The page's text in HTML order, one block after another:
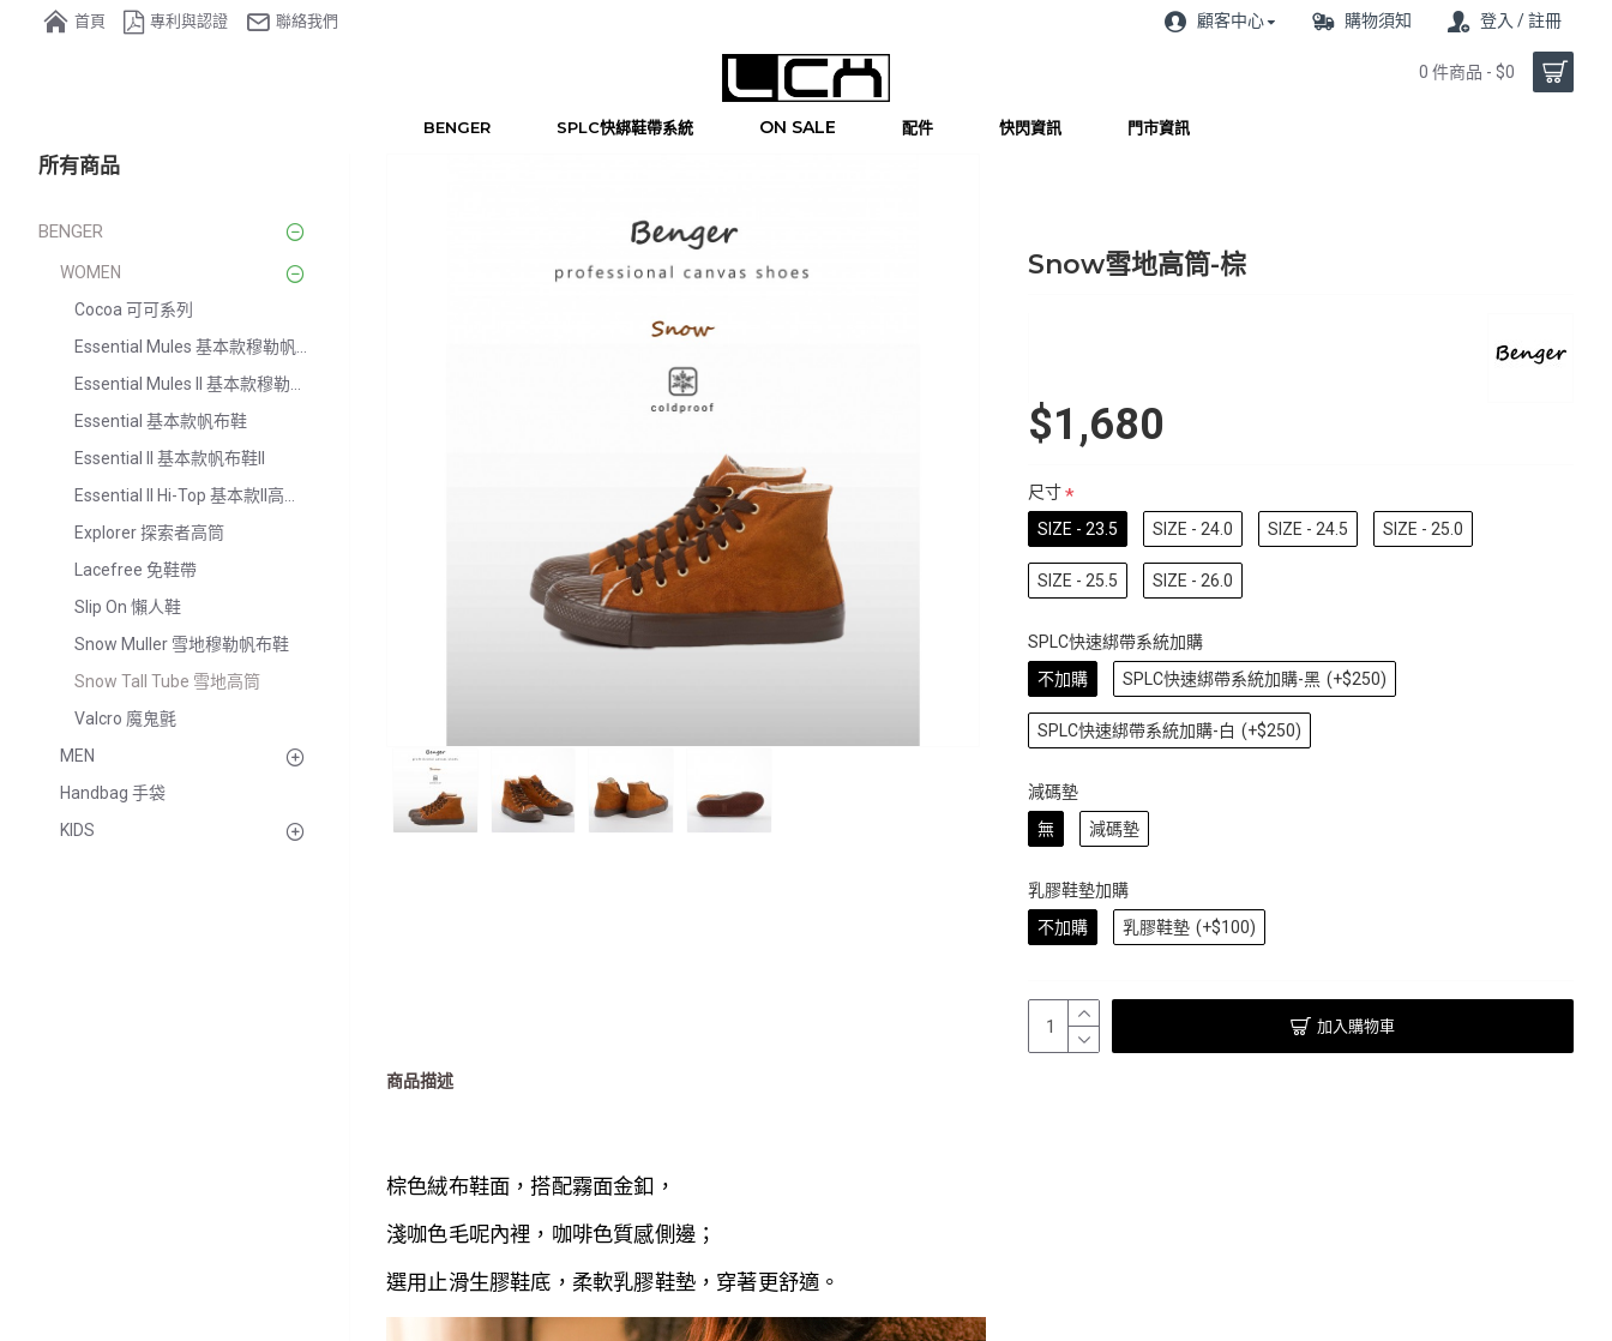
首頁 專利與認證 聯絡我們 顧客中心 購物須知 登入 / 註冊
0 件商品 - $0
BENGER SPLC快綁鞋帶系統 ON SALE 配件 快閃資訊 門市資訊
所有商品
BENGER
WOMEN
Cocoa 可可系列
Essential 基本款帆布鞋
Essential II 基本款帆布鞋II
Explorer 探索者高筒
Lacefree 免鞋帶
Slip On 懶人鞋
Snow Muller 雪地穆勒帆布鞋
Snow Tall Tube 雪地高筒
Valcro 魔鬼氈
MEN
Handbag 手袋
KIDS
Snow雪地高筒-棕
$1,680
尺寸
SIZE - 23.5
SIZE - 24.0 SIZE - 24.5 SIZE - 25.0
SIZE - 25.5 SIZE - 26.0
SPLC快速綁帶系統加購
不加購
SPLC快速綁帶系統加購-黑 (+$250)
SPLC快速綁帶系統加購-白 (+$250)
減碼墊
無
減碼墊
乳膠鞋墊加購
不加購
乳膠鞋墊 (+$100)
加入購物車
商品描述
棕色絨布鞋面，搭配霧面金釦，
淺咖色毛呢內裡， 咖啡色質感側邊；
選用止滑生膠鞋底， 柔軟乳膠鞋墊，穿著更舒適 。